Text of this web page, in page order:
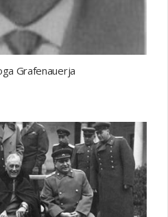
Grafenauerja